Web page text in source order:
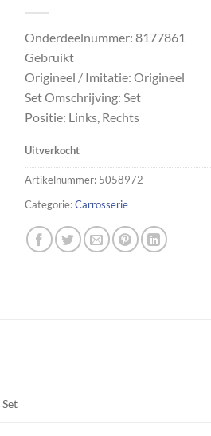
Onderdeelnummer: 8177861
Gebruikt
Origineel / Imitatie: Origineel
Set Omschrijving: Set
Positie: Links, Rechts
Uitverkocht
Artikelnummer: 5058972
Categorie:Carrosserie
Set